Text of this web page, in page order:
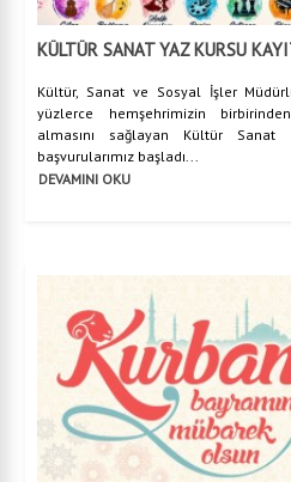
KÜLTÜR SANAT YAZ KURSU
Kültür, Sanat ve Sosyal İşler
yüzlerce hemşehrimizin
almasını sağlayan Kültür
başvurularımız başladı...
DEVAMINI OKU